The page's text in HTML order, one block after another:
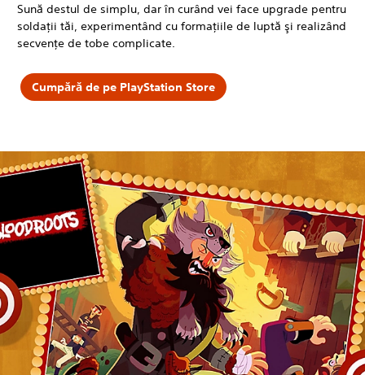
Sună destul de simplu, dar în curând vei face upgrade pentru
soldaţii tăi, experimentând cu formaţiile de luptă şi realizând
secvenţe de tobe complicate.
Cumpără de pe PlayStation Store